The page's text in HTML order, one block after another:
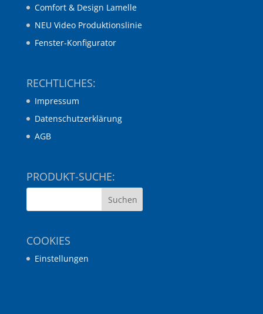
Comfort & Design Lamelle
NEU Video Produktionslinie
Fenster-Konfigurator
RECHTLICHES:
Impressum
Datenschutzerklärung
AGB
PRODUKT-SUCHE:
COOKIES
Einstellungen